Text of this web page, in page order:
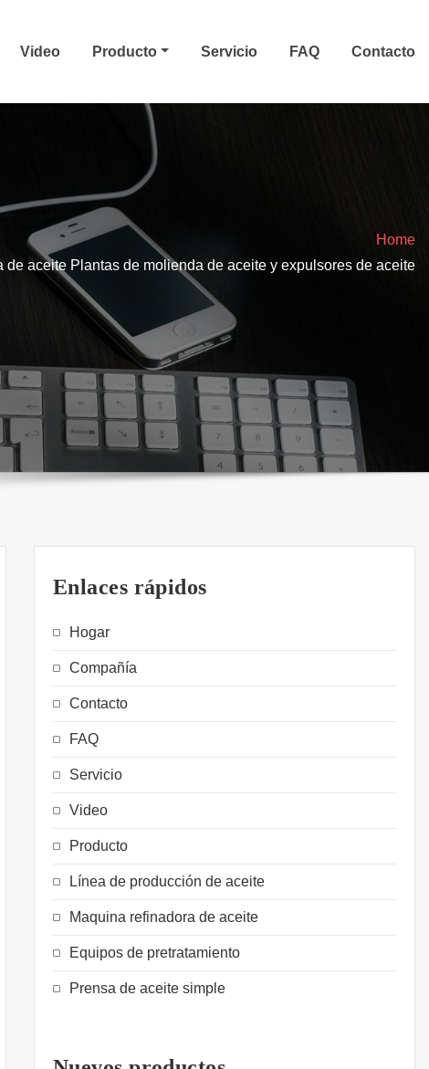
Video Producto Servicio FAQ Contacto
Home
de aceite Plantas de molienda de aceite y expulsores de aceite
Enlaces rápidos
Hogar
Compañía
Contacto
FAQ
Servicio
Video
Producto
Línea de producción de aceite
Maquina refinadora de aceite
Equipos de pretratamiento
Prensa de aceite simple